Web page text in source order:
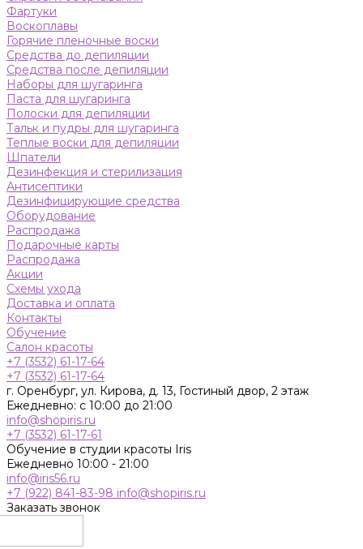
Фартуки
Воскоплавы
Горячие пленочные воски
Средства до депиляции
Средства после депиляции
Наборы для шугаринга
Паста для шугаринга
Полоски для депиляции
Тальк и пудры для шугаринга
Теплые воски для депиляции
Шпатели
Дезинфекция и стерилизация
Антисептики
Дезинфицирующие средства
Оборудование
Распродажа
Подарочные карты
Распродажа
Акции
Схемы ухода
Доставка и оплата
Контакты
Обучение
Салон красоты
+7 (3532) 61-17-64
+7 (3532) 61-17-64
г. Оренбург, ул. Кирова, д. 13, Гостиный двор, 2 этаж
Ежедневно: с 10:00 до 21:00
info@shopiris.ru
+7 (3532) 61-17-61
Обучение в студии красоты Iris
Ежедневно 10:00 - 21:00
info@iris56.ru
+7 (922) 841-83-98 info@shopiris.ru
Заказать звонок